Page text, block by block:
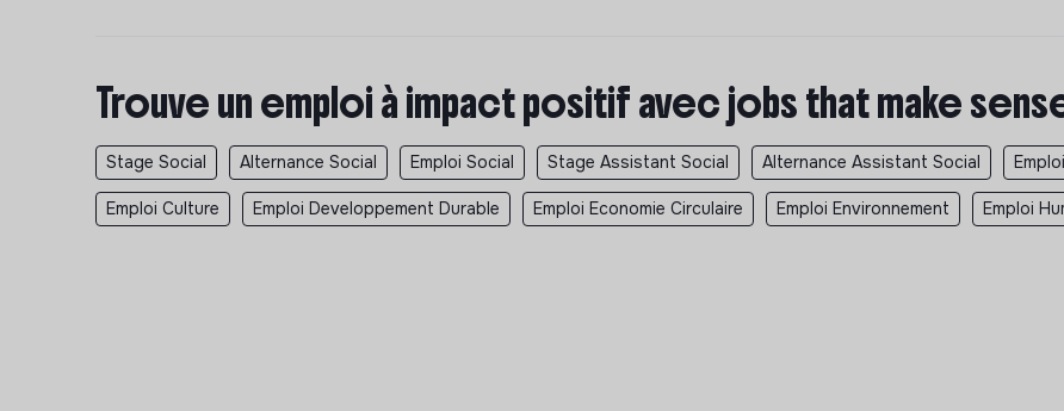
Trouve un emploi à impact positif avec jobs that make
Stage Social Alternance Social Emploi Social Stage Assistant Social Alternance Assistant Social
Emploi Culture Emploi Developpement Durable Emploi Economie Circulaire Emploi Environnement Emploi